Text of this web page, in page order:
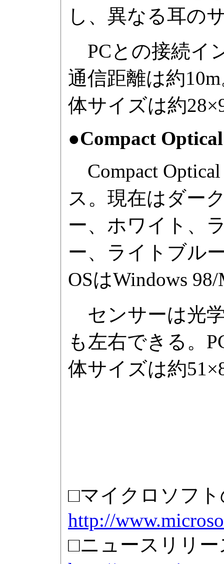
し、異なる耳の
PCとの接続イ
通信距離は約
体サイズは約
●Compact
Compact
ス。現在はダー
ー、ホワイト、
ー、ライトブル
OSはWindows
センサーは光
も左右できる。
体サイズは約
□マイクロソフ
http://
□ニュースリリー